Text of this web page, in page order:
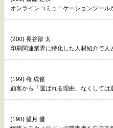
オンラインコミュニケーションツール
(200) 長谷部 太
印刷関連業界に特化した人材紹介で人
(199) 権 成俊
顧客から「選ばれる理由」なくしては
(198) 望月 優